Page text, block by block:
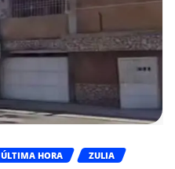
ÚLTIMA HORA ZULIA